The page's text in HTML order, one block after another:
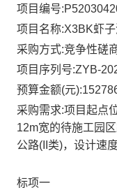
项目编号:
项目名称:X3BK虾
采购方式:竞争性磋
项目序列号:ZYB-
预算金额(元):
采购需求:项目起点
12m宽的待施工园
公路(II类)，设计速
标项一